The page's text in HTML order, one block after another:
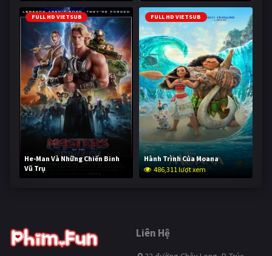
FULL HD VIETSUB
He-Man Và Những Chiến Binh
Vũ Trụ
234,434 lượt xem
FULL HD VIETSUB
Hành Trình Của Moana
486,311 lượt xem
Liên Hệ